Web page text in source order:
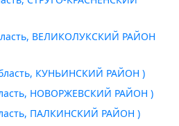
ВЕЛИКОЛУКСКИЙ РАЙОН
КУНЬИНСКИЙ РАЙОН )
НОВОРЖЕВСКИЙ РАЙОН )
ПАЛКИНСКИЙ РАЙОН )